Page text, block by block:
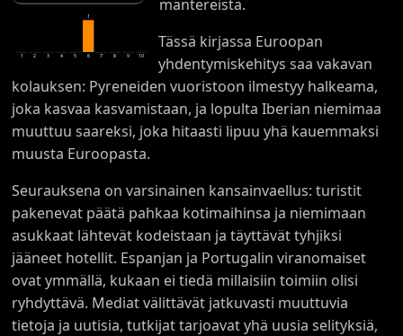
1 2 3 4 5
1
6 7 8 9 10
mantereista.
Tässä kirjassa Euroopan
yhdentymiskehitys saa vakavan
kolauksen: Pyreneiden vuoristoon ilmestyy halkeama,
joka kasvaa kasvamistaan, ja lopulta Iberian niemimaa
muuttuu saareksi, joka hitaasti lipuu yhä kauemmaksi
muusta Euroopasta.
Seurauksena on varsinainen kansainvaellus: turistit
pakenevat päätä pahkaa kotimaihinsa ja niemimaan
asukkaat lähtevät kodeistaan ja täyttävät tyhjiksi
jääneet hotellit. Espanjan ja Portugalin viranomaiset
ovat ymmällä, kukaan ei tiedä millaisiin toimiin olisi
ryhdyttävä. Mediat välittävät jatkuvasti muuttuvia
tietoja ja uutisia, tutkijat tarjoavat yhä uusia selityksiä,